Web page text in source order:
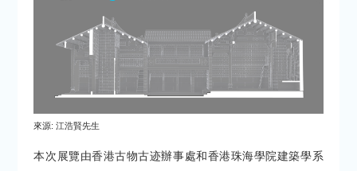
來源: 江浩賢先生
本次展覽由香港古物古迹辦事處和香港珠海學院建築學系